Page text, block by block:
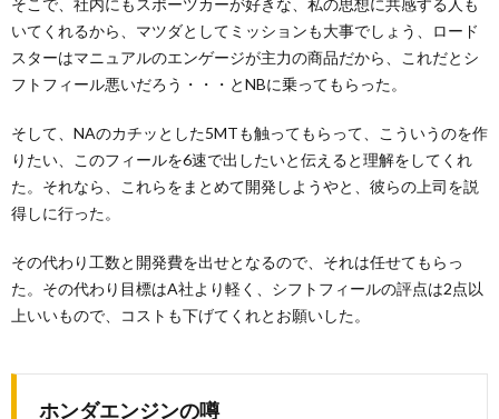
そこで、社内にもスポーツカーが好きな、私の思想に共感する人も
いてくれるから、マツダとしてミッションも大事でしょう、ロード
スターはマニュアルのエンゲージが主力の商品だから、これだとシ
フトフィール悪いだろう・・・とNBに乗ってもらった。
そして、NAのカチッとした5MTも触ってもらって、こういうのを作
りたい、このフィールを6速で出したいと伝えると理解をしてくれ
た。それなら、これらをまとめて開発しようやと、彼らの上司を説
得しに行った。
その代わり工数と開発費を出せとなるので、それは任せてもらっ
た。その代わり目標はA社より軽く、シフトフィールの評点は2点以
上いいもので、コストも下げてくれとお願いした。
ホンダエンジンの噂